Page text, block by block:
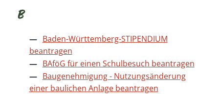
B
Baden-Württemberg-STIPENDIUM
beantragen
BAföG für einen Schulbesuch beantragen
Baugenehmigung - Nutzungsänderung
einer baulichen Anlage beantragen